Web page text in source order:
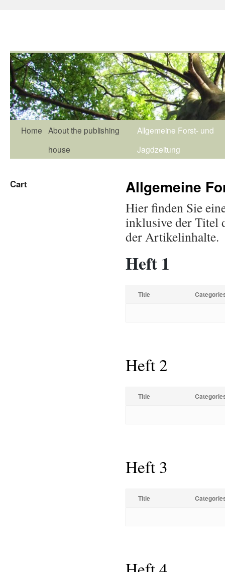
Home About the publishing
house
Allgemeine Forst- und
Jagdzeitung
Allgemeine
Hier finden Sie
inklusive der Titel
der Artikelinhalte.
Heft 1
Title
Heft 2
Title
Heft 3
Title
Cart